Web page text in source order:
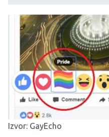
Izvor: GayEcho